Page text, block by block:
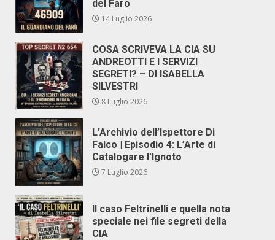
del Faro
14 Luglio 2026
COSA SCRIVEVA LA CIA SU
ANDREOTTI E I SERVIZI
SEGRETI? – DI ISABELLA
SILVESTRI
8 Luglio 2026
L’Archivio dell’Ispettore Di
Falco | Episodio 4: L’Arte di
Catalogare l’Ignoto
7 Luglio 2026
Il caso Feltrinelli e quella nota
speciale nei file segreti della
CIA